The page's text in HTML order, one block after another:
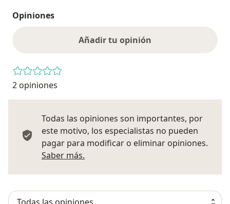
Opiniones
Añadir tu opinión
2 opiniones
Todas las opiniones son importantes, por
este motivo, los especialistas no pueden
pagar para modificar o eliminar opiniones.
Saber más.